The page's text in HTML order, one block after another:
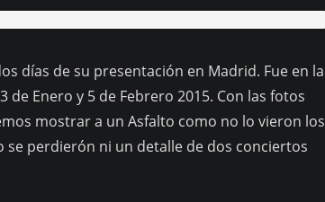
días de su presentación en Madrid. Fue en la
de Enero y 5 de Febrero 2015. Con las fotos
mostrar a un Asfalto como no lo vieron los
se perdierón ni un detalle de dos conciertos